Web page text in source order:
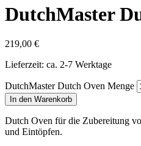
DutchMaster
219,00 €
Lieferzeit: ca. 2-7 Werktage
DutchMaster Dutch Oven Menge
In den Warenkorb
Dutch Oven für die Zubereitung
und Eintöpfen.